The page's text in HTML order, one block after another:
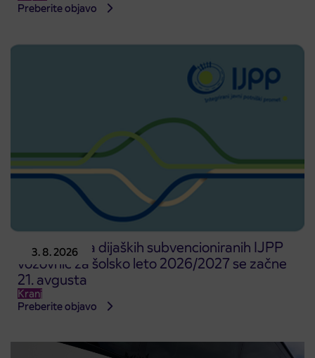
Preberite objavo
3. 8. 2026
Predprodaja dijaških subvencioniranih IJPP
vozovnic za šolsko leto 2026/2027 se začne
21. avgusta
Kranj
Preberite objavo